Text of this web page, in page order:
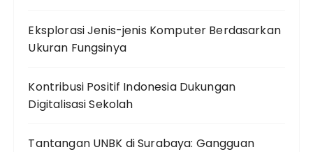
Eksplorasi Jenis-jenis Komputer Berdasarkan
Ukuran Fungsinya
Kontribusi Positif Indonesia Dukungan
Digitalisasi Sekolah
Tantangan UNBK di Surabaya: Gangguan